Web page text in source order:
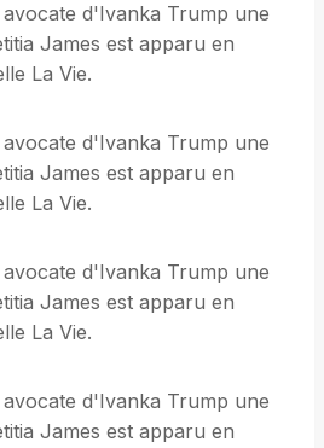
d'Ivanka Trump une
James est apparu en
La Vie.
d'Ivanka Trump une
James est apparu en
La Vie.
d'Ivanka Trump une
James est apparu en
La Vie.
d'Ivanka Trump une
James est apparu en